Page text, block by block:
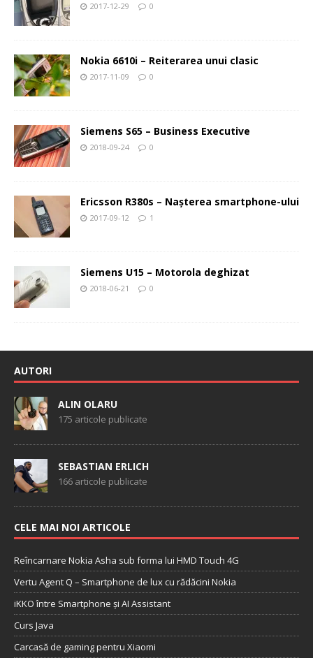
2017-12-29 0
Nokia 6610i – Reiterarea unui clasic
2017-11-09 0
Siemens S65 – Business Executive
2018-09-24 0
Ericsson R380s – Naşterea smartphone-ului
2017-09-12 1
Siemens U15 – Motorola deghizat
2018-06-21 0
AUTORI
ALIN OLARU
175 articole publicate
SEBASTIAN ERLICH
166 articole publicate
CELE MAI NOI ARTICOLE
Reîncarnare Nokia Asha sub forma lui HMD Touch 4G
Vertu Agent Q – Smartphone de lux cu rădăcini Nokia
iKKO între Smartphone și AI Assistant
Curs Java
Carcasă de gaming pentru Xiaomi